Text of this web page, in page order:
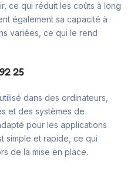
ce qui réduit les coûts à long
également sa capacité à
variées, ce qui le rend
25
dans des ordinateurs,
et des systèmes de
pour les applications
simple et rapide, ce qui
de la mise en place.